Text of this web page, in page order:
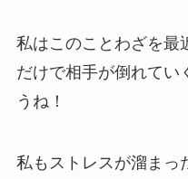
私はこのことわざを最
だけで相手が倒れてい
うね！
私もストレスが溜まっ